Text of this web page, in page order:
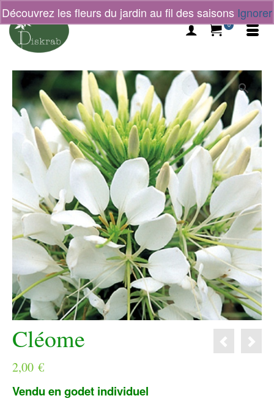
Découvrez les fleurs du jardin au fil des saisons Ignorer
0
Cléome
2,00 €
Vendu en godet individuel